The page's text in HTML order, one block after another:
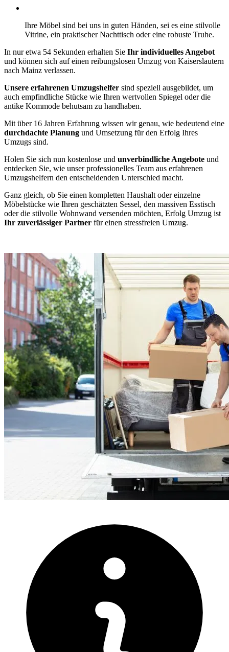
Ihre Möbel sind bei uns in guten Händen, sei es eine stilvolle
Vitrine, ein praktischer Nachttisch oder eine robuste Truhe.
In nur etwa 54 Sekunden erhalten Sie Ihr individuelles Angebot
und können sich auf einen reibungslosen Umzug von Kaiserslautern
nach Mainz verlassen.
Unsere erfahrenen Umzugshelfer sind speziell ausgebildet, um
auch empfindliche Stücke wie Ihren wertvollen Spiegel oder die
antike Kommode behutsam zu handhaben.
Mit über 16 Jahren Erfahrung wissen wir genau, wie bedeutend eine
durchdachte Planung und Umsetzung für den Erfolg Ihres
Umzugs sind.
Holen Sie sich nun kostenlose und unverbindliche Angebote und
entdecken Sie, wie unser professionelles Team aus erfahrenen
Umzugshelfern den entscheidenden Unterschied macht.
Ganz gleich, ob Sie einen kompletten Haushalt oder einzelne
Möbelstücke wie Ihren geschätzten Sessel, den massiven Esstisch
oder die stilvolle Wohnwand versenden möchten, Erfolg Umzug ist
Ihr zuverlässiger Partner für einen stressfreien Umzug.